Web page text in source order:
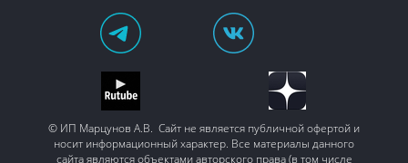
© ИП Марцунов А.В. Сайт не является публичной офертой и
носит информационный характер. Все материалы данного
сайта являются объектами авторского права (в том числе